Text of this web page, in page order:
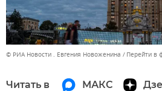
© РИА Новости . Евгения Новоженина Перейти в
Читать в МАКС